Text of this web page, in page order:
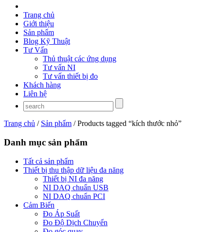
Trang chủ
Giới thiệu
Sản phẩm
Blog Kỹ Thuật
Tư Vấn
Thủ thuật các ứng dụng
Tư vấn NI
Tư vấn thiết bị đo
Khách hàng
Liên hệ
Trang chủ / Sản phẩm / Products tagged “kích thước nhỏ”
Danh mục sản phẩm
Tất cả sản phẩm
Thiết bị thu thập dữ liệu đa năng
Thiết bị NI đa năng
NI DAQ chuẩn USB
NI DAQ chuẩn PCI
Cảm Biến
Đo Áp Suất
Đo Độ Dịch Chuyển